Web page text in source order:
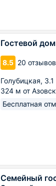
Гостевой
8.5 20
Голубицкая,
324 м от
Бесплатная
Семейный